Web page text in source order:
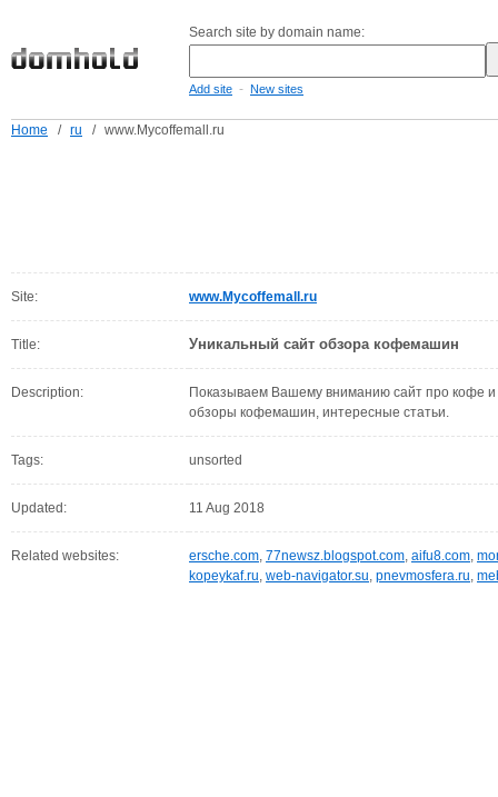
Search site by domain name:
Add site - New sites
Home / ru / www.Mycoffemall.ru
Site: www.Mycoffemall.ru
Title: Уникальный сайт обзора кофемашин
Description:
Показываем Вашему вниманию сайт про кофе
обзоры кофемашин, интересные статьи.
Tags: unsorted
Updated: 11 Aug 2018
Related websites: ersche.com, 77newsz.blogspot.com, aifu8.com,
kopeykaf.ru, web-navigator.su, pnevmosfera.ru,